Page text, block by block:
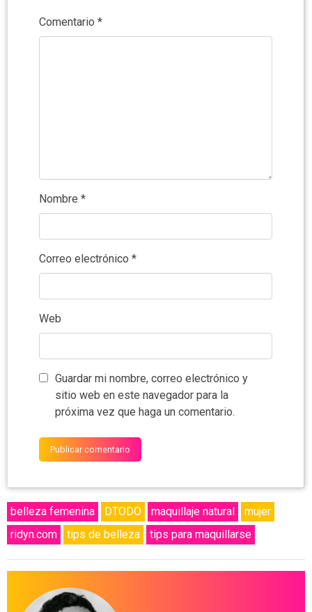
Comentario *
Nombre *
Correo electrónico *
Web
Guardar mi nombre, correo electrónico y
sitio web en este navegador para la
próxima vez que haga un comentario.
belleza femenina DTODO maquillaje natural
mujer
ridyn.com
tips de belleza tips para maquillarse